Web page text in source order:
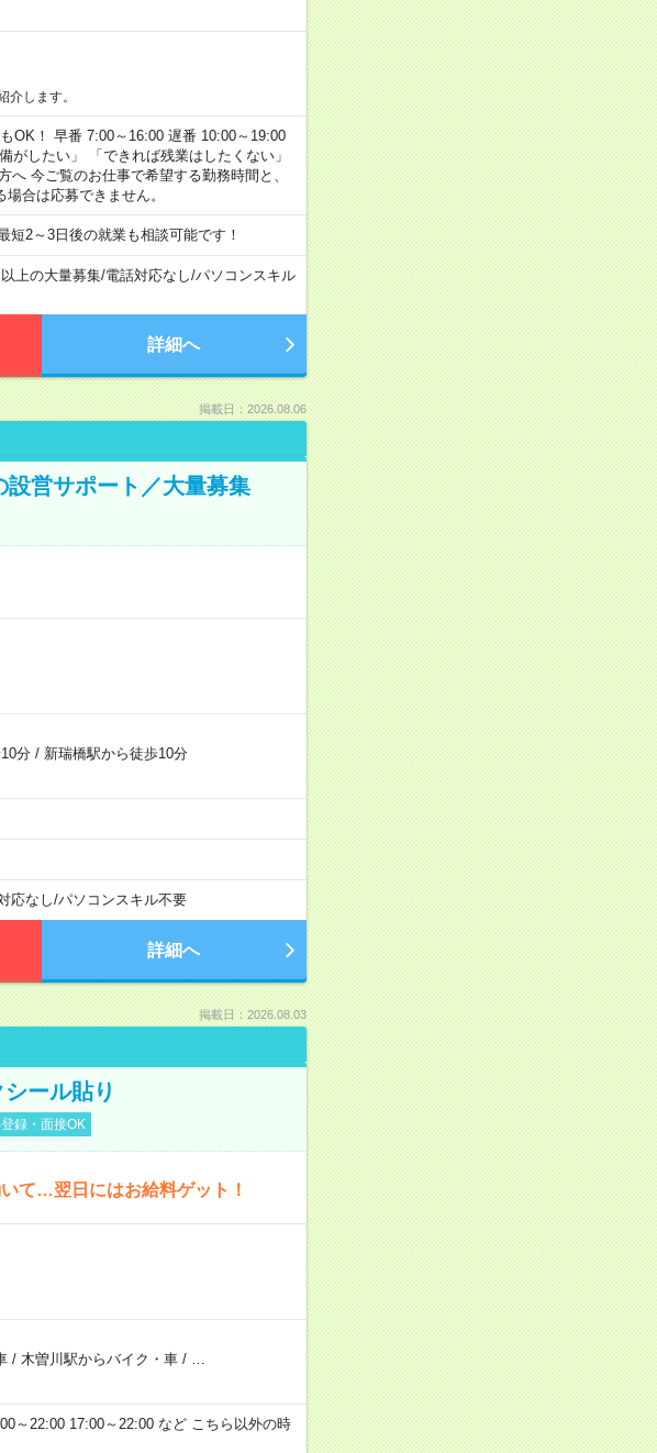
します。
OK！ 早番 7:00～16:00 遅番 10:00～19:00
がしたい」 「できれば残業はしたくない」
今ご覧のお仕事で希望する勤務時間と、
合は応募できません。
2～3日後の就業も相談可能です！
上の大量募集/電話対応なし/パソコンスキル
詳細へ
掲載日：2026.08.06
営サポート／大量募集
分/ 新瑞橋駅から徒歩10分
応なし/パソコンスキル不要
詳細へ
掲載日：2026.08.03
ール貼り
録・面接OK
て…翌日にはお給料ゲット！
/ 木曽川駅からバイク・車/
22:00 17:00～22:00 など こちら以外の時